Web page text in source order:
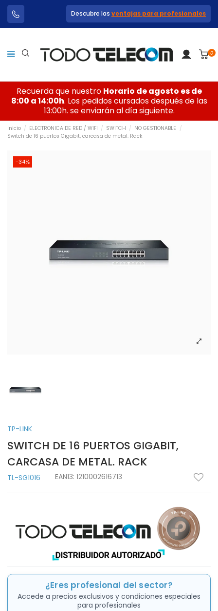
Descubre las ventajas para profesionales
0
Recuerda que nuestro Horario de agosto es de
8:00 a 14:00h. Los pedidos cursados después de las
13:00h. se enviarán al día siguiente.
Inicio ELECTRONICA DE RED / WIFI SWITCH
NO GESTIONABLE
Switch de 16 puertos Gigabit, carcasa de metal. Rack
-34%
TP-LINK
SWITCH DE 16 PUERTOS GIGABIT,
CARCASA DE METAL. RACK
TL-SG1016 EAN13: 1210002616713
¿Eres profesional del sector?
Accede a precios exclusivos y condiciones especiales
para profesionales